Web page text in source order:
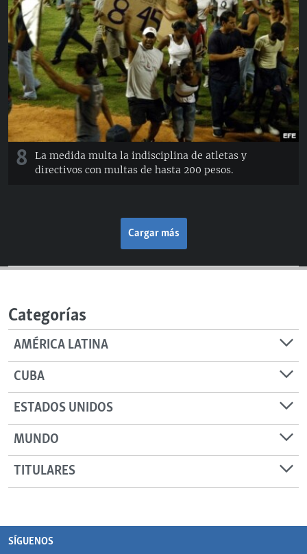
8
La medida multa la indisciplina de atletas y
directivos con multas de hasta 200 pesos.
Cargar más
Categorías
AMÉRICA LATINA
CUBA
ESTADOS UNIDOS
MUNDO
TITULARES
SÍGUENOS